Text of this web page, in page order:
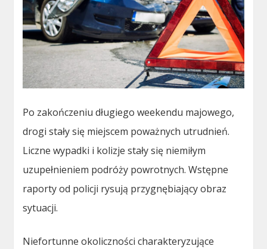
Po zakończeniu długiego weekendu majowego,
drogi stały się miejscem poważnych utrudnień.
Liczne wypadki i kolizje stały się niemiłym
uzupełnieniem podróży powrotnych. Wstępne
raporty od policji rysują przygnębiający obraz
sytuacji.
Niefortunne okoliczności charakteryzujące